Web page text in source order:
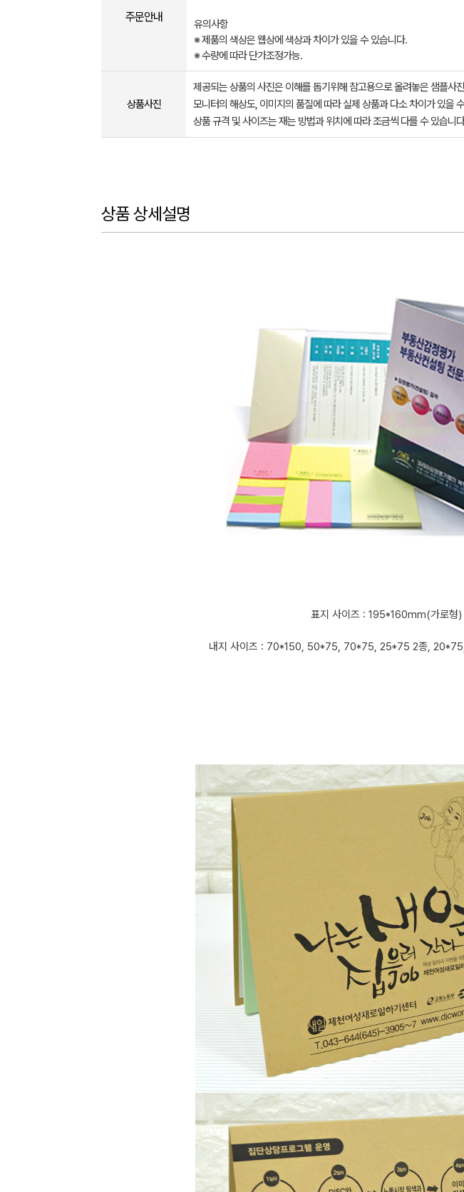
주문안내
유의사항
※ 제품의 색상은 웹상에 색상과 차이가 있을 수 있습니다.
※ 수량에 따라 단가조정가능.
상품사진
제공되는 상품의 사진은 이해를 돕기위해 참고용으로 올려놓은 샘플사
모니터의 해상도, 이미지의 품질에 따라 실제 상품과 다소 차이가 있을
상품 규격 및 사이즈는 재는 방법과 위치에 따라 조금씩 다를 수 있습니
상품 상세설명
표지 사이즈 : 195*160mm(가로형)
내지 사이즈 : 70*150, 50*75, 70*75, 25*75 2종, 20*75,